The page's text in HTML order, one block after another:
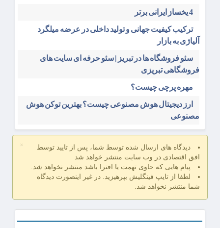
4 یخساز ایرانی برتر
ترکیب کیفیت جهانی و تولید داخلی در عرضه میلگرد
آلیاژی به بازار
سئو فروشگاه‌ ها در تبریز | سئو حرفه ای سایت های
فروشگاهی تبریزی
مهره پرچی چیست؟
ارز دیجیتال هوش مصنوعی چیست؟ بهترین توکن هوش
مصنوعی
×
دیدگاه های ارسال شده توسط شما، پس از تایید توسط
افق اقتصادی در وب سایت منتشر خواهد شد
پیام هایی که حاوی تهمت یا افترا باشد منتشر نخواهد شد.
لطفا از تایپ فینگلیش بپرهیزید. در غیر اینصورت دیدگاه
شما منتشر نخواهد شد.